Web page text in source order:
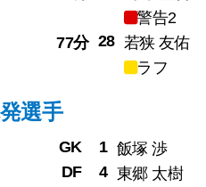
警告2
77分 28 若狭 友佑
ラフ
選手
GK 1 飯塚 渉
DF
4 東郷 太樹